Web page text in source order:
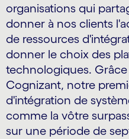
organisations qui
donner à nos clients
de ressources
donner le choix des
technologiques.
Cognizant, notre
d'intégration de
comme la vôtre
sur une période de